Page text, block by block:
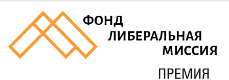
content